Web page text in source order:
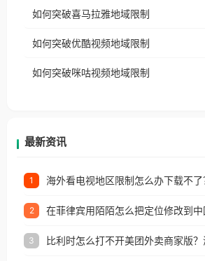
台湾、美国、加拿大、澳大
权限制所困扰。
制问题，且仅能在中国大陆地区播放。
户收听网易云音乐地区版权限
如何突破喜马拉雅地域限制
如何突破优酷视频地域限制
如何突破咪咕视频地域限制
最新资讯
1
2
3